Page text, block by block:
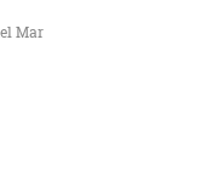
Mar